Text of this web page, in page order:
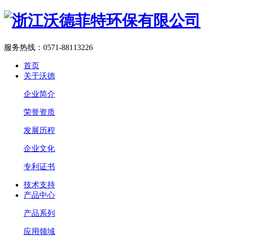
服务热线： 0571-88113226
首页
关于沃德
企业简介
荣誉资质
发展历程
企业文化
专利证书
技术支持
产品中心
产品系列
应用领域